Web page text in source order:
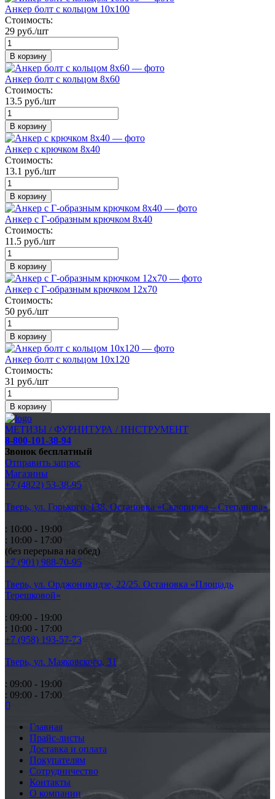
Анкер болт с кольцом 10х100
Стоимость:
29 руб./шт
В корзину
Анкер болт с кольцом 8х60
Стоимость:
13.5 руб./шт
В корзину
Анкер с крючком 8х40
Стоимость:
13.1 руб./шт
В корзину
Анкер с Г-образным крючком 8х40
Стоимость:
11.5 руб./шт
В корзину
Анкер с Г-образным крючком 12х70
Стоимость:
50 руб./шт
В корзину
Анкер болт с кольцом 10х120
Стоимость:
31 руб./шт
В корзину
МЕТИЗЫ / ФУРНИТУРА / ИНСТРУМЕНТ
8-800-101-38-94
Звонок бесплатный
Отправить запрос
Магазины
+7 (4822) 53-38-95
Тверь, ул. Горького, 138. Остановка «Скворцова – Степанова»
: 10:00 - 19:00
: 10:00 - 17:00
(без перерыва на обед)
+7 (901) 988-70-95
Тверь, ул. Орджоникидзе, 22/25. Остановка «Площадь
Терешковой»
: 09:00 - 19:00
: 10:00 - 17:00
+7 (958) 193-57-73
Тверь, ул. Маяковского, 31
: 09:00 - 19:00
: 09:00 - 17:00
Главная
Прайс-листы
Доставка и оплата
Покупателям
Сотрудничество
Контакты
О компании